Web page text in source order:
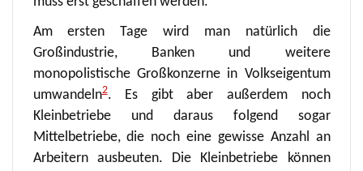
Am ersten Tage wird man natürlich die
Großindustrie, Banken und weitere
monopolistische Großkonzerne in Volkseigentum
umwandeln2. Es gibt aber außerdem noch
Kleinbetriebe und daraus folgend sogar
Mittelbetriebe, die noch eine gewisse Anzahl an
Arbeitern ausbeuten. Die Kleinbetriebe können